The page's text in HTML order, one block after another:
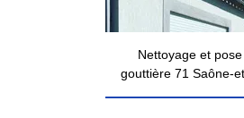
Nettoyage et
gouttière 71 Saône-